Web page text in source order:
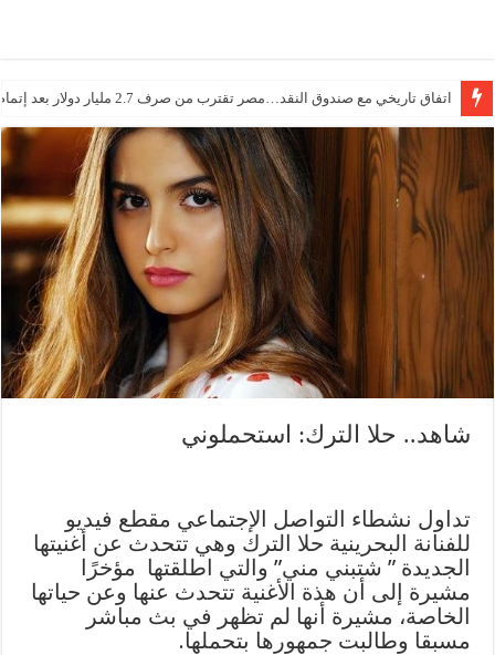
اتفاق تاريخي مع صندوق النقد…مصر تقترب من صرف 2.7 مليار دولار بعد إتمام المراجعتين
شاهد.. حلا الترك: استحملوني
تداول نشطاء التواصل الإجتماعي مقطع فيديو
للفنانة البحرينية حلا الترك وهي تتحدث عن أغنيتها
الجديدة ” شتبني مني” والتي اطلقتها مؤخرًا
مشيرة إلى أن هذة الأغنية تتحدث عنها وعن حياتها
الخاصة، مشيرة أنها لم تظهر في بث مباشر
مسبقا وطالبت جمهورها بتحملها.